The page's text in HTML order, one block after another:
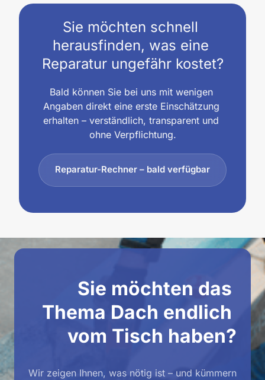
Sie möchten schnell
herausfinden, was eine
Reparatur ungefähr kostet?
Bald können Sie bei uns mit wenigen
Angaben direkt eine erste Einschätzung
erhalten – verständlich, transparent und
ohne Verpflichtung.
Reparatur-Rechner – bald verfügbar
Sie möchten das
Thema Dach endlich
vom Tisch haben?
Wir zeigen Ihnen, was nötig ist – und kümmern